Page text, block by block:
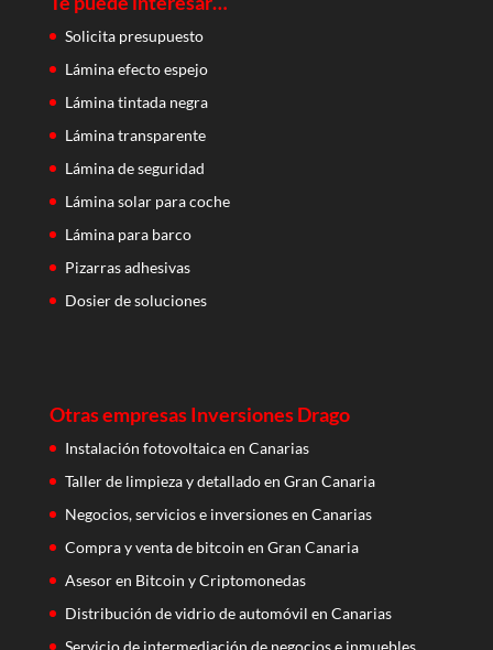
Solicita presupuesto
Lámina efecto espejo
Lámina tintada negra
Lámina transparente
Lámina de seguridad
Lámina solar para coche
Lámina para barco
Pizarras adhesivas
Dosier de soluciones
Otras empresas Inversiones Drago
Instalación fotovoltaica en Canarias
Taller de limpieza y detallado en Gran Canaria
Negocios, servicios e inversiones en Canarias
Compra y venta de bitcoin en Gran Canaria
Asesor en Bitcoin y Criptomonedas
Distribución de vidrio de automóvil en Canarias
Servicio de intermediación de negocios e inmuebles